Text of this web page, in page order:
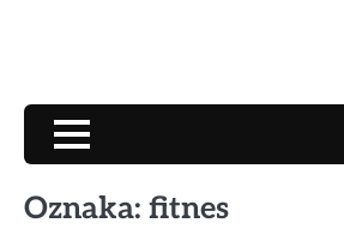
Oznaka: fitnes